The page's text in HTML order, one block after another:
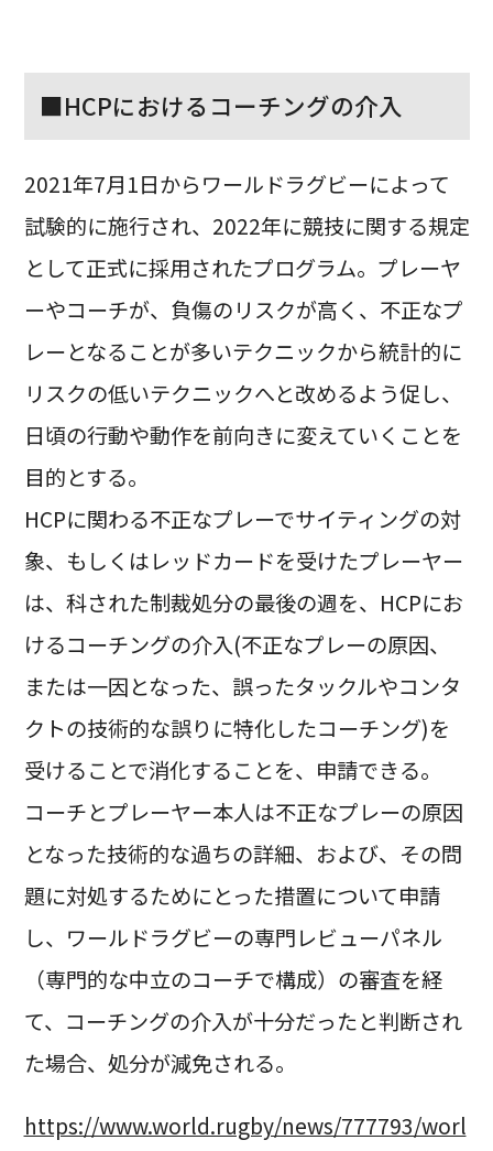
■HCPにおけるコーチングの介入
2021年7月1日からワールドラグビーによって
試験的に施行され、2022年に競技に関する規定
として正式に採用されたプログラム。プレーヤ
ーやコーチが、負傷のリスクが高く、不正なプ
レーとなることが多いテクニックから統計的に
リスクの低いテクニックへと改めるよう促し、
日頃の行動や動作を前向きに変えていくことを
目的とする。
HCPに関わる不正なプレーでサイティングの対
象、もしくはレッドカードを受けたプレーヤー
は、科された制裁処分の最後の週を、HCPにお
けるコーチングの介入(不正なプレーの原因、
または一因となった、誤ったタックルやコンタ
クトの技術的な誤りに特化したコーチング)を
受けることで消化することを、申請できる。
コーチとプレーヤー本人は不正なプレーの原因
となった技術的な過ちの詳細、および、その問
題に対処するためにとった措置について申請
し、ワールドラグビーの専門レビューパネル
（専門的な中立のコーチで構成）の審査を経
て、コーチングの介入が十分だったと判断され
た場合、処分が減免される。
https://www.world.rugby/news/777793/worl